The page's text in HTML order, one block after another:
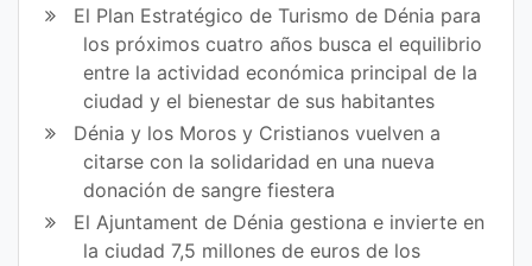
El Plan Estratégico de Turismo de Dénia para
los próximos cuatro años busca el equilibrio
entre la actividad económica principal de la
ciudad y el bienestar de sus habitantes
Dénia y los Moros y Cristianos vuelven a
citarse con la solidaridad en una nueva
donación de sangre fiestera
El Ajuntament de Dénia gestiona e invierte en
la ciudad 7,5 millones de euros de los